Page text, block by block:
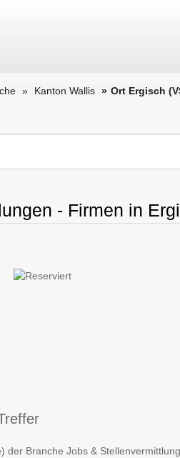
Kanton Wallis Ort Ergisch
- Firmen in
der Branche Jobs &